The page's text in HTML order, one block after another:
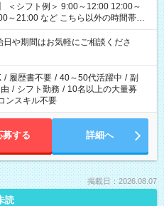
ちら以外の時間帯も
や期間はお気軽にご相談くださ
/ 履歴書不要 / 40～50代活躍中 / 副
/ シフト勤務 / 10名以上の大量募
ンスキル不要
募する 詳細へ
掲載日：2026.08.07
読